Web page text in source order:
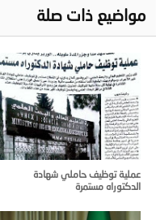
مواضيع ذات صلة
عملية توظيف حاملي شهادة
الدكتوراه مستمرة